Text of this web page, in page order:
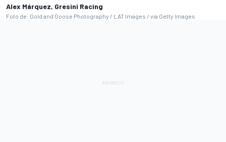
Alex Márquez, Gresini Racing
Foto de: Gold and Goose Photography / LAT Images / via Getty Images